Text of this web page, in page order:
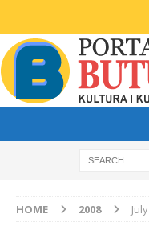
HOME 2008 July